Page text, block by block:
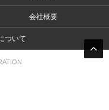
会社概要
ついて